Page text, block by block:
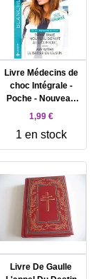
Livre Médecins de
choc Intégrale -
Poche - Nouveau
départ à la clinique
destin
1,99 €
1 en stock
Livre De Gaulle